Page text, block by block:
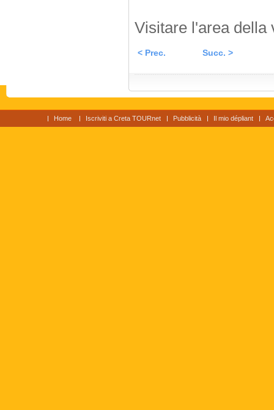
Visitare l'area della
< Prec. Succ. >
Home Iscriviti a Creta TOURnet Pubblicità Il mio dépliant